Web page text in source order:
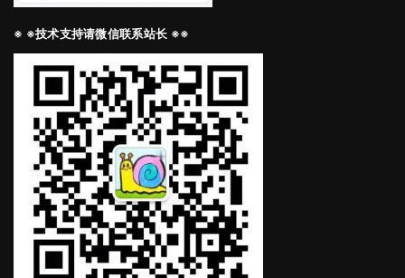
※ ※技术支持请微信联系站长 ※※